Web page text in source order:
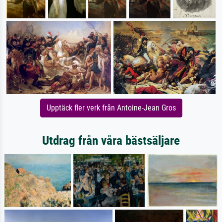
Upptäck fler verk från Antoine-Jean Gros
Utdrag från våra bästsäljare